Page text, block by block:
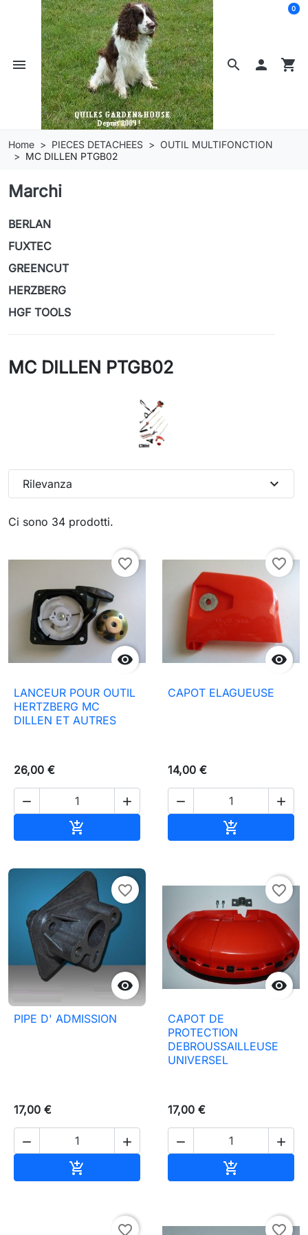
search
menu  shopping_cart
0
Home PIECES DETACHEES
OUTIL MULTIFONCTION
MC DILLEN PTGB02
Marchi
BERLAN
FUXTEC
GREENCUT
HERZBERG
HGF TOOLS
MC DILLEN PTGB02
Ci sono 34 prodotti.
Rilevanza expand_more

favorite_border
LANCEUR POUR OUTIL
HERTZBERG MC
DILLEN ET AUTRES
26,00 €
 


favorite_border
CAPOT ELAGUEUSE
14,00 €
 


favorite_border
PIPE D' ADMISSION
17,00 €
 


favorite_border
CAPOT DE
PROTECTION
DEBROUSSAILLEUSE
UNIVERSEL
17,00 €
 

favorite_border favorite_border